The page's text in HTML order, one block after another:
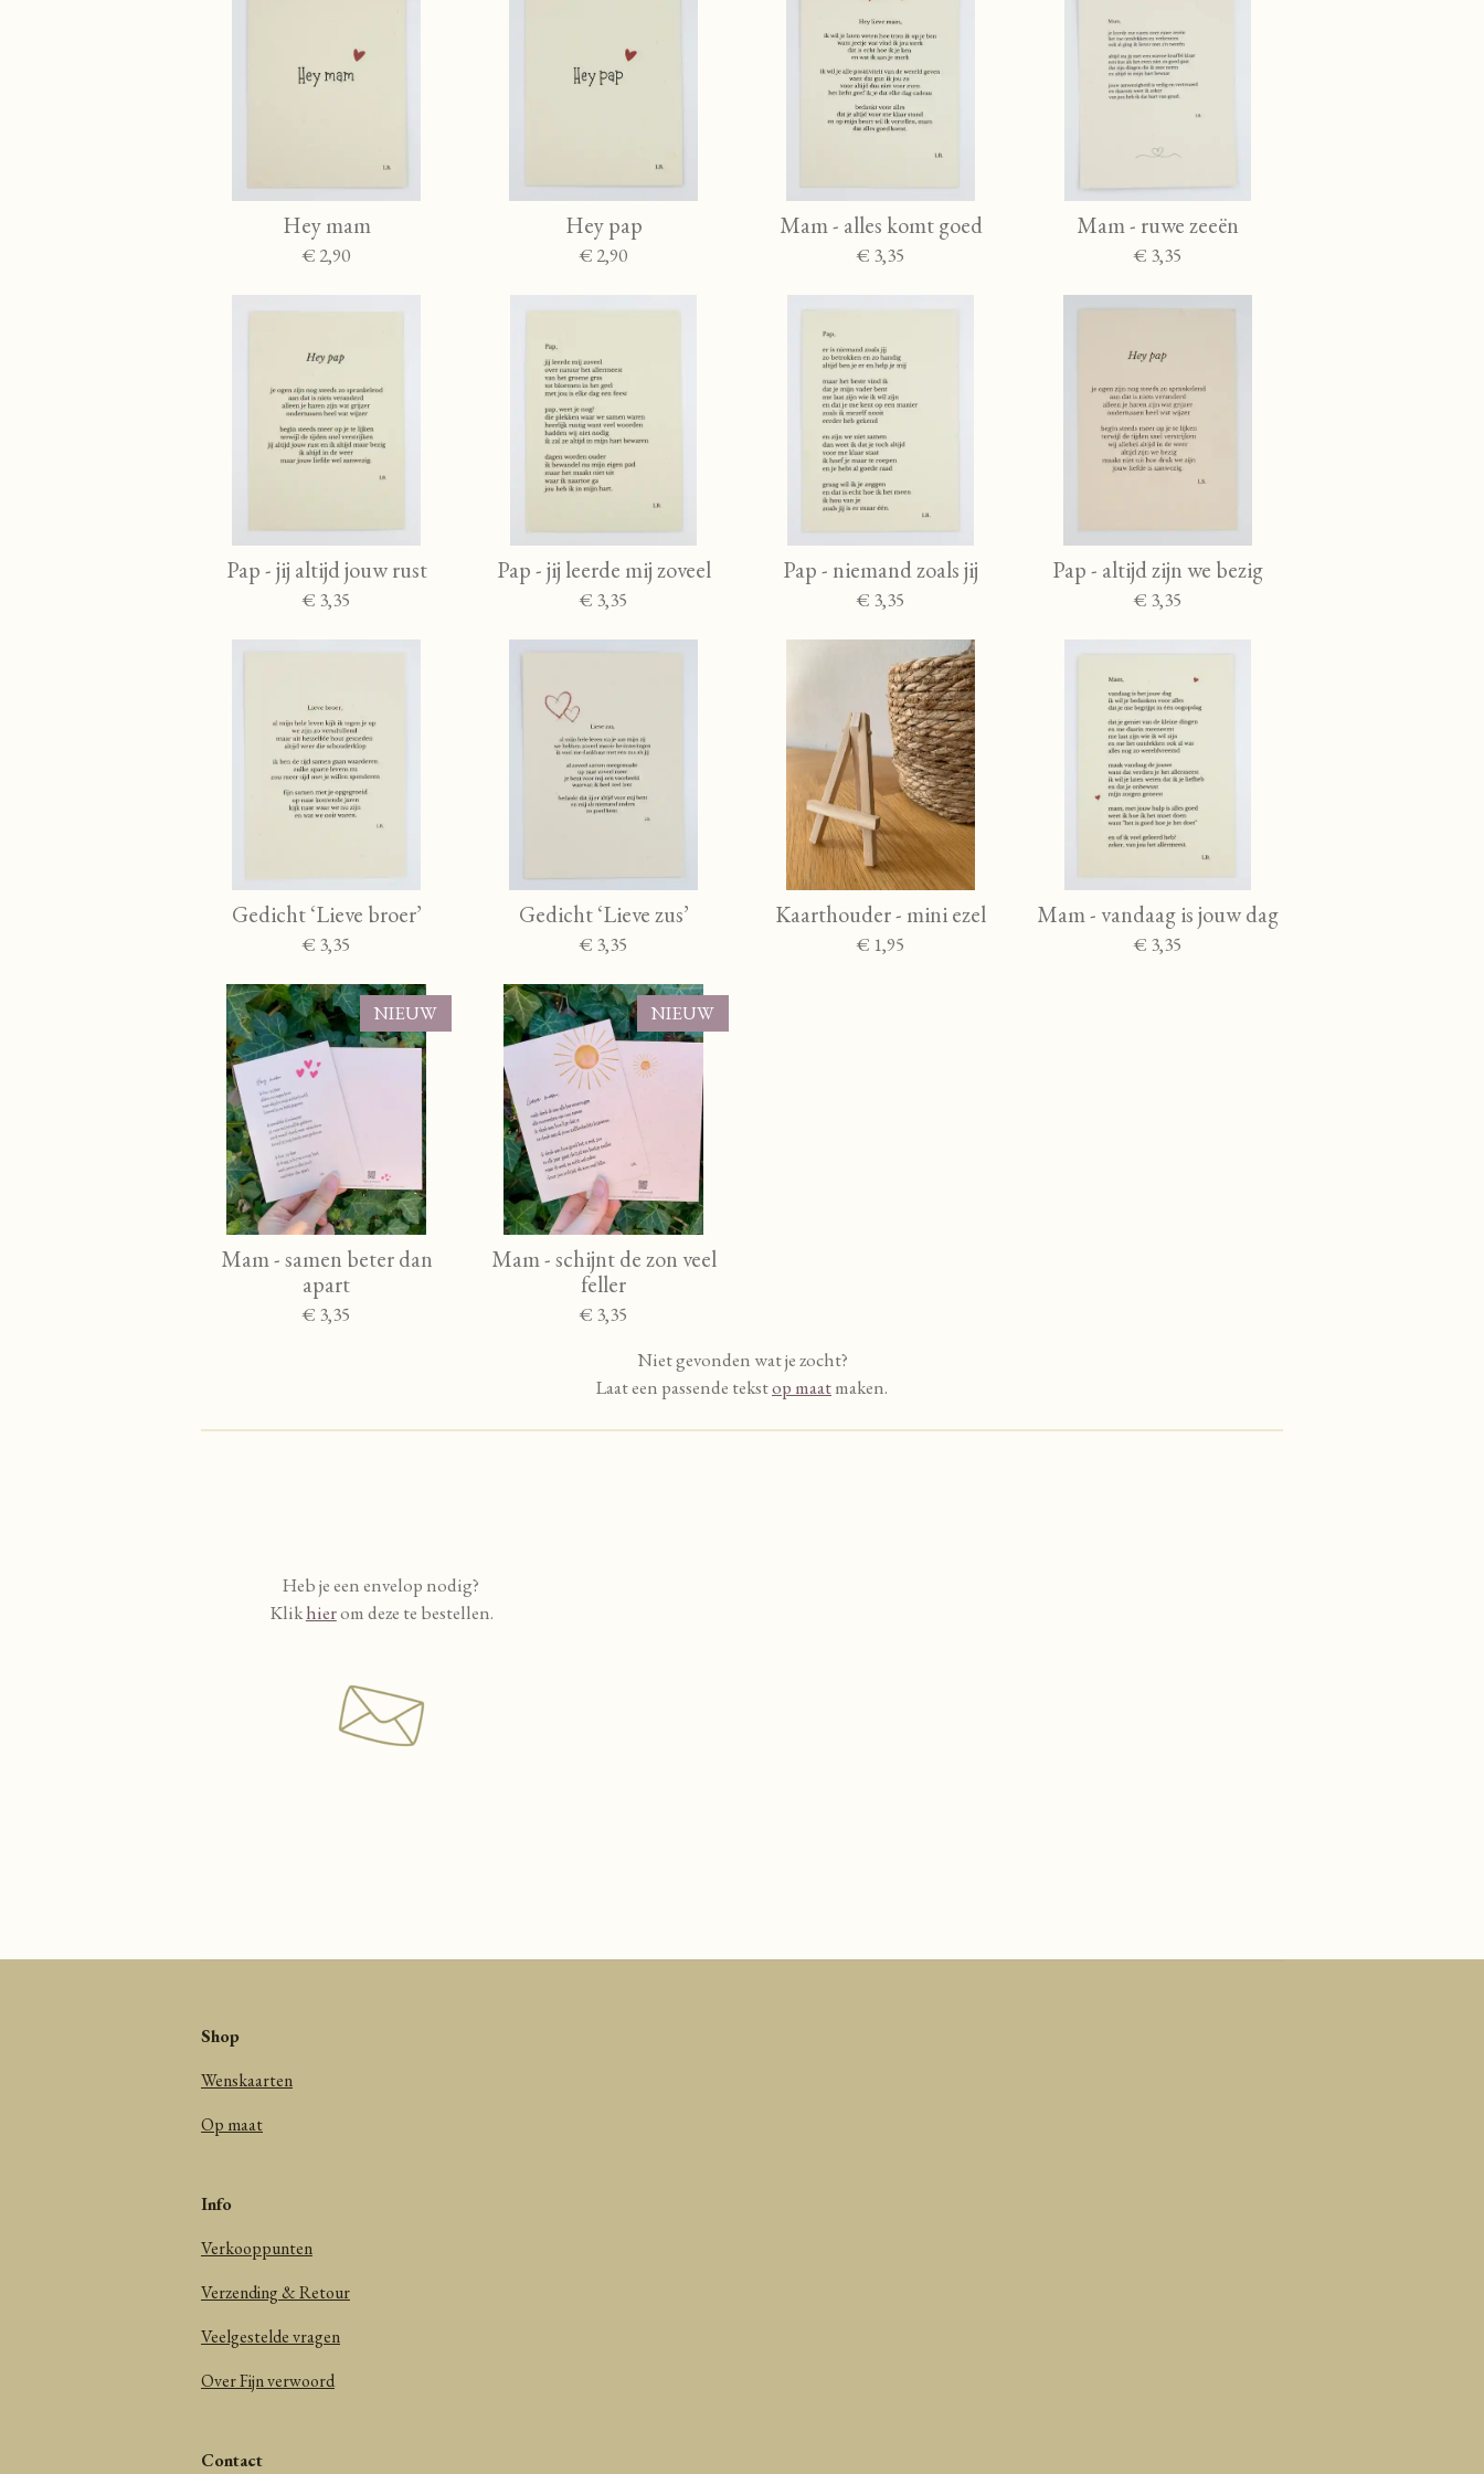
Hey mam
€ 2,90
Hey pap
€ 2,90
Mam - alles komt goed
€ 3,35
Mam - ruwe zeeën
€ 3,35
Pap - jij altijd jouw rust
€ 3,35
Pap - jij leerde mij zoveel
€ 3,35
Pap - niemand zoals jij
€ 3,35
Pap - altijd zijn we bezig
€ 3,35
Gedicht ‘Lieve broer’
€ 3,35
Gedicht ‘Lieve zus’
€ 3,35
Kaarthouder - mini ezel
€ 1,95
Mam - vandaag is jouw dag
€ 3,35
NIEUW
Mam - samen beter dan
apart
€ 3,35
NIEUW
Mam - schijnt de zon veel
feller
€ 3,35
Niet gevonden wat je zocht?
Laat een passende tekstop maatmaken.
Heb je een envelop nodig?
Klikhierom deze te bestellen.
Shop
Wenskaarten
Op maat
Info
Verkooppunten
Verzending & Retour
Veelgestelde vragen
Over Fijn verwoord
Contact